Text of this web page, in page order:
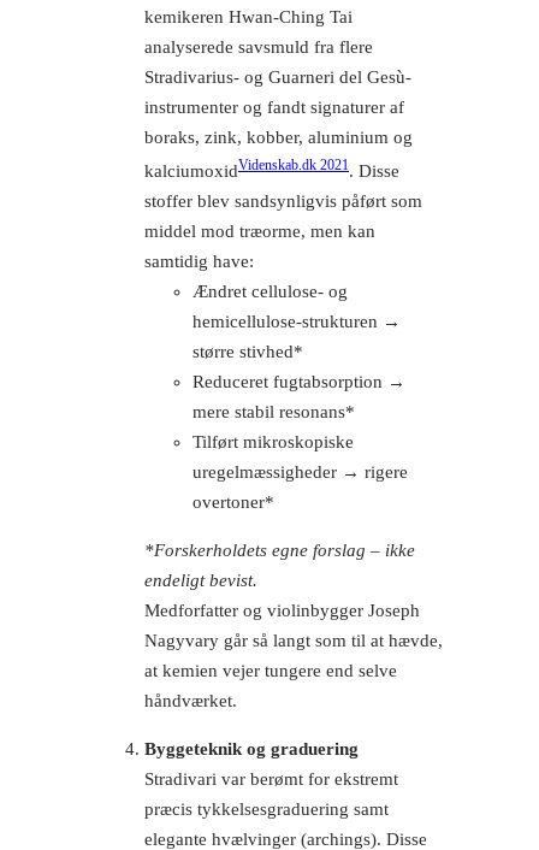
kemikeren Hwan-Ching Tai
analyserede savsmuld fra flere
Stradivarius- og Guarneri del Gesù-
instrumenter og fandt signaturer af
boraks, zink, kobber, aluminium og
kalciumoxidVidenskab.dk 2021. Disse
stoffer blev sandsynligvis påført som
middel mod træorme, men kan
samtidig have:
Ændret cellulose- og
hemicellulose-strukturen →
større stivhed*
Reduceret fugtabsorption →
mere stabil resonans*
Tilført mikroskopiske
uregelmæssigheder → rigere
overtoner*
*Forskerholdets egne forslag – ikke
endeligt bevist.
Medforfatter og violinbygger Joseph
Nagyvary går så langt som til at hævde,
at kemien vejer tungere end selve
håndværket.
Byggeteknik og graduering
Stradivari var berømt for ekstremt
præcis tykkelsesgraduering samt
elegante hvælvinger (archings). Disse